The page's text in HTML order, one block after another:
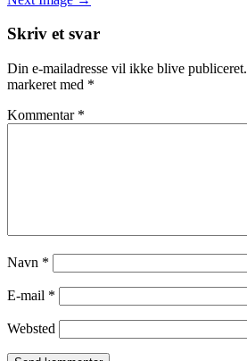
Skriv et svar
Din e-mailadresse vil ikke blive publiceret.
markeret med *
Kommentar *
Navn *
E-mail *
Websted